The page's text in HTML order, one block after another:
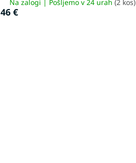
o
v
s Na zalogi | Pošljemo v 24 urah(2 kos)
46 €